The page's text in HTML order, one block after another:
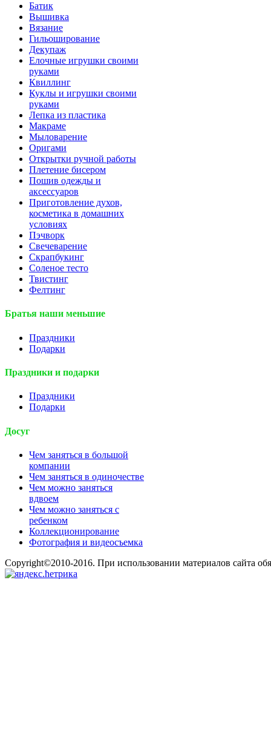
Батик
Вышивка
Вязание
Гильоширование
Декупаж
Елочные игрушки своими
руками
Квиллинг
Куклы и игрушки своими
руками
Лепка из пластика
Макраме
Мыловарение
Оригами
Открытки ручной работы
Плетение бисером
Пошив одежды и
аксессуаров
Приготовление духов,
косметика в домашних
условиях
Пэчворк
Свечеварение
Скрапбукинг
Соленое тесто
Твистинг
Фелтинг
Братья наши меньшие
Праздники
Подарки
Праздники и подарки
Праздники
Подарки
Досуг
Чем заняться в большой
компании
Чем заняться в одиночестве
Чем можно заняться
вдвоем
Чем можно заняться с
ребенком
Коллекционирование
Фотография и видеосъемка
Copyright©2010-2016. При использовании материалов сайта